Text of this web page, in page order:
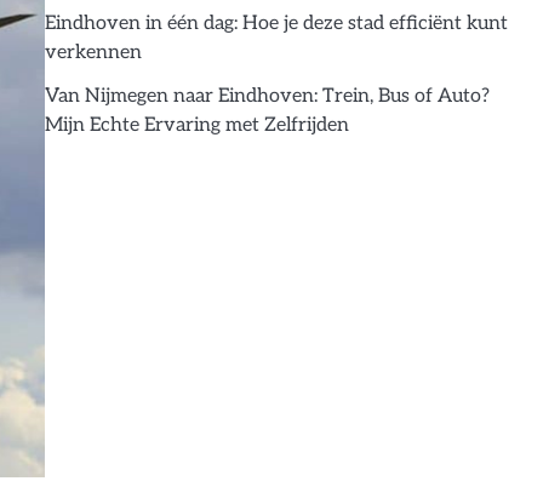
Eindhoven in één dag: Hoe je deze stad efficiënt kunt
verkennen
Van Nijmegen naar Eindhoven: Trein, Bus of Auto?
Mijn Echte Ervaring met Zelfrijden